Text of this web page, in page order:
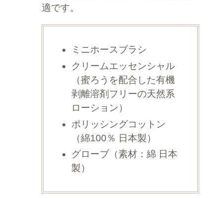
適です。
ミニホースブラシ
クリームエッセンシャル
（蜜ろうを配合した有機
剥離溶剤フリーの天然系
ローション）
ポリッシングコットン
（綿100％ 日本製）
グローブ（素材：綿 日本
製）